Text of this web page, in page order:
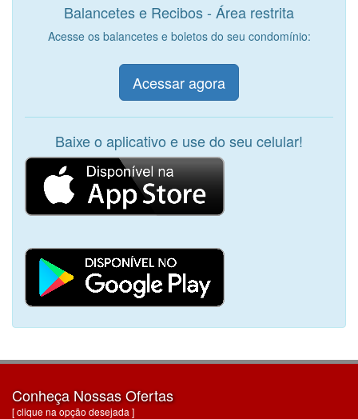
Balancetes e Recibos - Área restrita
Acesse os balancetes e boletos do seu condomínio:
Acessar agora
Baixe o aplicativo e use do seu celular!
Conheça Nossas Ofertas
[ clique na opção desejada ]